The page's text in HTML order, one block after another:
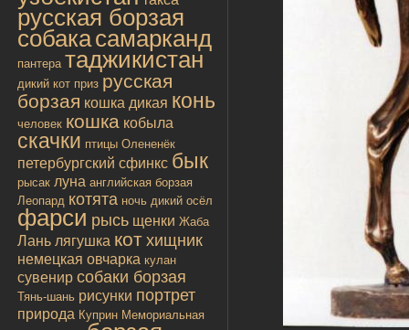
русская борзая
собакасамарканд
пантера таджикистан
дикий кот приз русская
борзая кошка дикая конь
человек кошка кобыла
скачки птицы Олененёк
петербургский сфинкс бык
рысак луна английская борзая
Леопард котята ночь дикий осёл
фарси рысь щенки Жаба
Лань лягушка кот хищник
немецкая овчарка кулан
сувенир собаки борзая
Тянь-шань рисунки портрет
природа Куприн Мемориальная